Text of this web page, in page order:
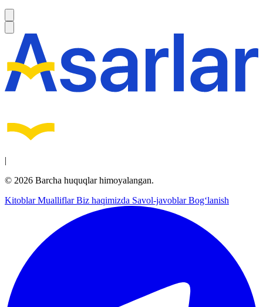
|
© 2026 Barcha huquqlar himoyalangan.
KitoblarMualliflarBiz haqimizda Savol-javoblarBog‘lanish